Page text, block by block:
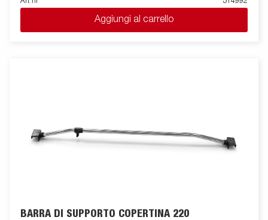
Aggiungi al carrello
BARRA DI SUPPORTO COPERTINA 220